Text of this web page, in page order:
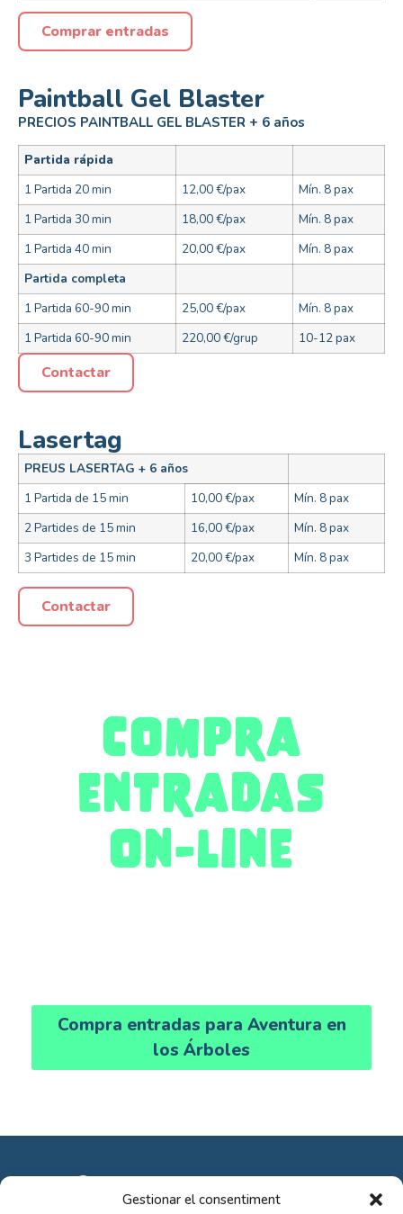
Gestionar el consentiment
Comprar entradas
Paintball Gel Blaster
PRECIOS PAINTBALL GEL BLASTER + 6 años
Partida rápida
1 Partida 20 min
12,00 €/pax
Mín. 8 pax
1 Partida 30 min
18,00 €/pax
Mín. 8 pax
1 Partida 40 min
20,00 €/pax
Mín. 8 pax
Partida completa
1 Partida 60-90 min
25,00 €/pax
Mín. 8 pax
1 Partida 60-90 min
220,00 €/grup 10-12 pax
Contactar
Lasertag
PREUS LASERTAG + 6 años
1 Partida de 15 min
10,00 €/pax
Mín. 8 pax
2 Partides de 15 min
16,00 €/pax
Mín. 8 pax
3 Partides de 15 min
20,00 €/pax Mín. 8 pax
Contactar
Compra
entradas
on-line
Compra entradas para Aventura en
los Árboles
emocionantes y experiencias inolvidables.